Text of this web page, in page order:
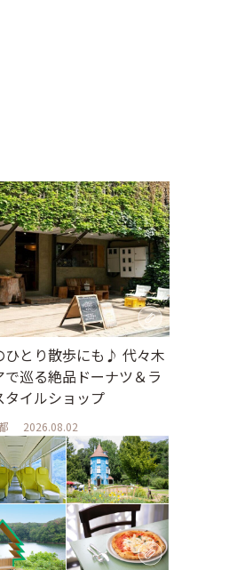
ひとり散歩にも♪ 代々木
で巡る絶品ドーナツ＆ラ
タイルショップ
2026.08.02